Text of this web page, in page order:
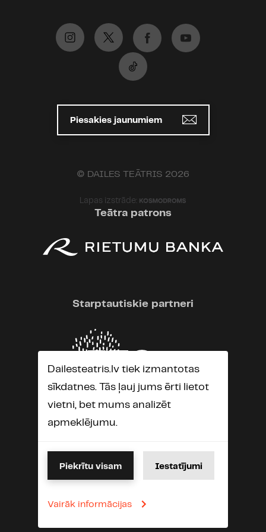
Piesakies jaunumiem
© DAILES TEĀTRIS 2026
Lapas izstrāde:
Teātra patrons
Starptautiskie partneri
Dailesteatris.lv tiek izmantotas
sīkdatnes. Tās ļauj jums ērti lietot
vietni, bet mums analizēt
apmeklējumu.
Piekrītu visam Iestatījumi
Vairāk informācijas